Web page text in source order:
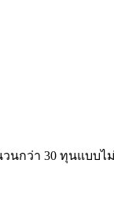
กว่า 30 ทุนแบบไ